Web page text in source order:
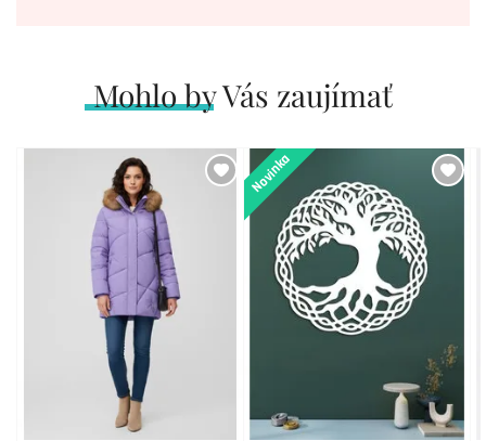
Mohlo by Vás zaujímať
Novinka